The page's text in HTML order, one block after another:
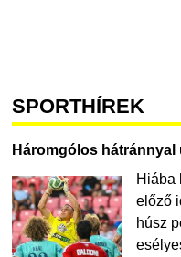
SPORTHÍREK
Háromgólos hátránnyal
Hiába
előző
húsz